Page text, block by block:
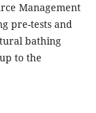
Management
pre-tests and
bathing
to the